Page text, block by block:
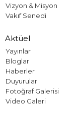
Vizyon & Misyon
Vakıf Senedi
Aktüel
Yayınlar
Bloglar
Haberler
Duyurular
Fotoğraf Galerisi
Video Galeri